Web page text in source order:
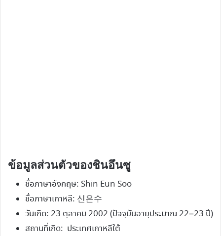
ข้อมูลส่วนตัวของชินอึนซู
ชื่อภาษาอังกฤษ: Shin Eun Soo
ชื่อภาษาเกาหลี: 신은수
วันเกิด: 23 ตุลาคม 2002 (ปัจจุบันอายุประมาณ 22–23 ปี)
สถานที่เกิด: ประเทศเกาหลีใต้